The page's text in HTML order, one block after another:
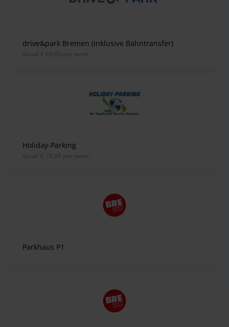
drive&park Bremen (inklusive Bahntransfer)
vanaf € 69,00 per week
Holiday-Parking
vanaf € 78,00 per week
Parkhaus P1